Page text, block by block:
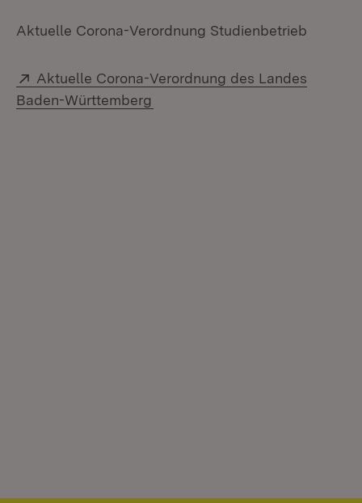
Aktuelle Corona-Verordnung Studienbetrieb
Extern:
Aktuelle Corona-Verordnung des Landes
Baden-Württemberg